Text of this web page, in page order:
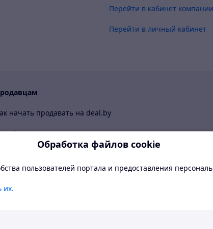
Перейти в кабинет компании
Перейти в личный кабинет
начать продавать на deal.by
работы на маркетплейсе
рублях. Перед заказом уточните у продавца условия
Обработка файлов cookie
пользователей портала и предоставления
их.